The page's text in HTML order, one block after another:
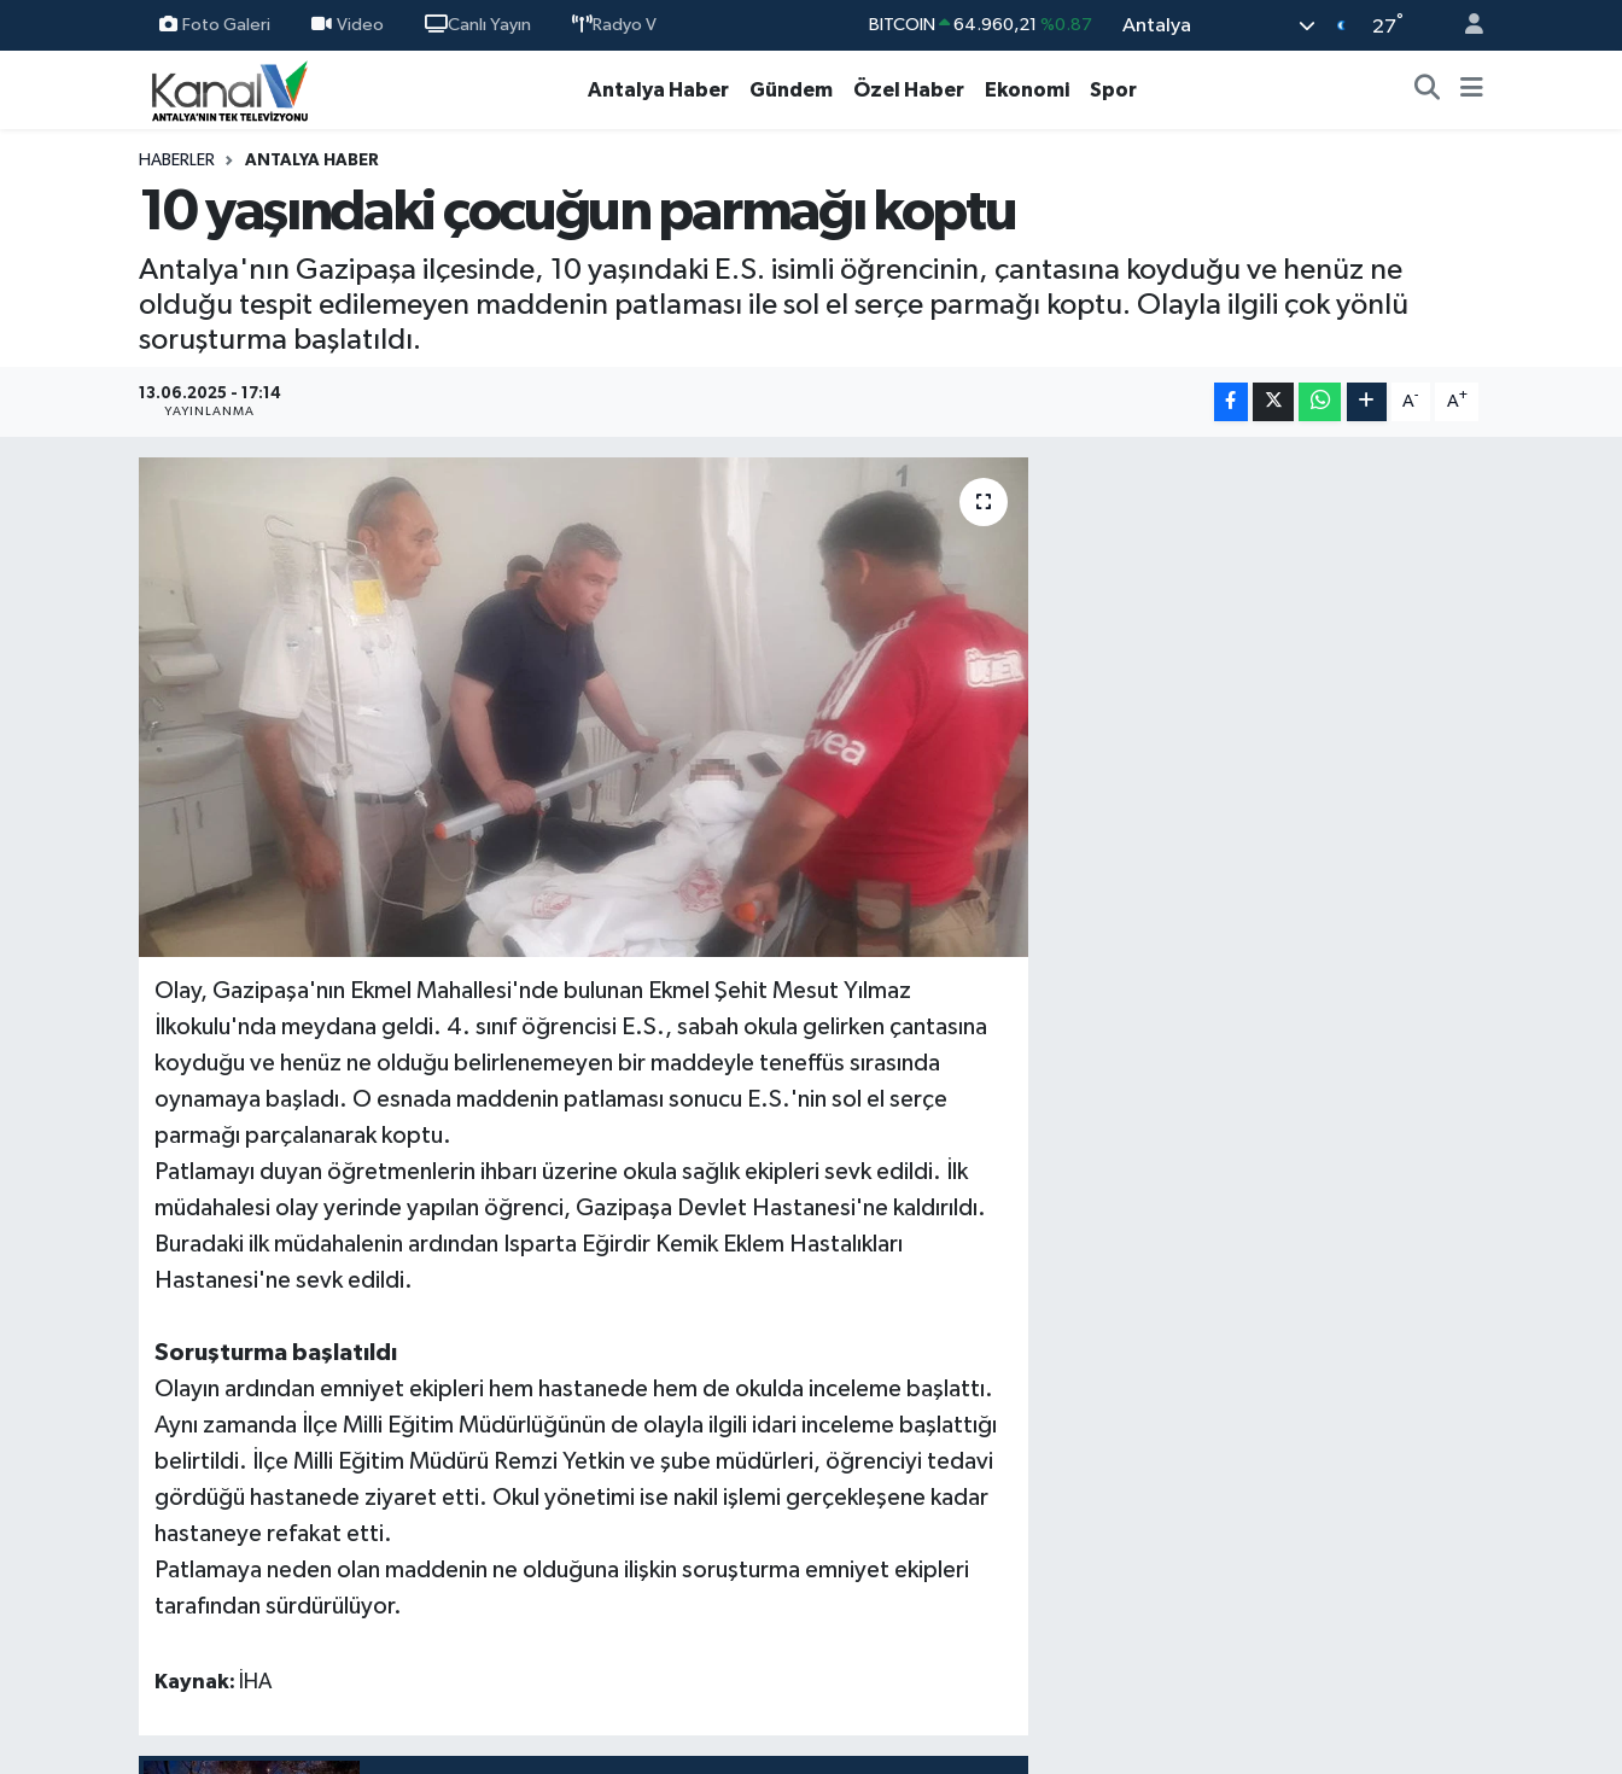
Foto Galeri Video Canlı Yayın Radyo V BITCOIN 64.960,21 %0.87
GRAM ALTIN 6648.99
BİST100
Antalya 27°
Antalya Haber Gündem Özel Haber Ekonomi Spor
HABERLER ANTALYA HABER
10 yaşındaki çocuğun parmağı koptu
Antalya'nın Gazipaşa ilçesinde, 10 yaşındaki E.S. isimli öğrencinin, çantasına koyduğu ve henüz ne
olduğu tespit edilemeyen maddenin patlaması ile sol el serçe parmağı koptu. Olayla ilgili çok yönlü
soruşturma başlatıldı.
13.06.2025 - 17:14
YAYINLANMA
A- A+
Olay, Gazipaşa'nın Ekmel Mahallesi'nde bulunan Ekmel Şehit Mesut Yılmaz
İlkokulu'nda meydana geldi. 4. sınıf öğrencisi E.S., sabah okula gelirken çantasına
koyduğu ve henüz ne olduğu belirlenemeyen bir maddeyle teneffüs sırasında
oynamaya başladı. O esnada maddenin patlaması sonucu E.S.'nin sol el serçe
parmağı parçalanarak koptu.
Patlamayı duyan öğretmenlerin ihbarı üzerine okula sağlık ekipleri sevk edildi. İlk
müdahalesi olay yerinde yapılan öğrenci, Gazipaşa Devlet Hastanesi'ne kaldırıldı.
Buradaki ilk müdahalenin ardından Isparta Eğirdir Kemik Eklem Hastalıkları
Hastanesi'ne sevk edildi.
Soruşturma başlatıldı
Olayın ardından emniyet ekipleri hem hastanede hem de okulda inceleme başlattı.
Aynı zamanda İlçe Milli Eğitim Müdürlüğünün de olayla ilgili idari inceleme başlattığı
belirtildi. İlçe Milli Eğitim Müdürü Remzi Yetkin ve şube müdürleri, öğrenciyi tedavi
gördüğü hastanede ziyaret etti. Okul yönetimi ise nakil işlemi gerçekleşene kadar
hastaneye refakat etti.
Patlamaya neden olan maddenin ne olduğuna ilişkin soruşturma emniyet ekipleri
tarafından sürdürülüyor.
Kaynak: İHA
Ana Haber
Antalya Haber
Ekonomi
Gündem
Günün Manşetleri
KANALV Spor
Kültür Sanat
Öğle Bülteni
Siyaset
Sosyal medya
Teknoloji
Televizyon
Nöbetçi Eczaneler
Hava Durumu
Trafik Durumu
Süper Lig Puan Durumu ve Fikstür
Tüm Manşetler
Son Dakika Haberleri
Haber Arşivi